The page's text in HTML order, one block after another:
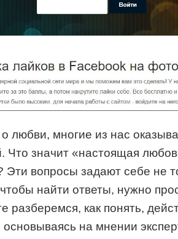
о любви, многие из нас
значит «настоящая
Эти вопросы задают себе не
найти ответы, нужно
разберемся, как понять,
на мнении